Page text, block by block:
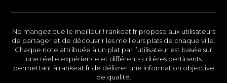
Ne mangez que le meilleur ! rankeat.fr propose aux utilisateurs
de partager et de découvrir les meilleurs plats de chaque ville.
Chaque note attribuée à un plat par l’utilisateur est basée sur
une réelle expérience et différents critères pertinents
permettant à rankeat.fr de délivrer une information objective
de qualité.